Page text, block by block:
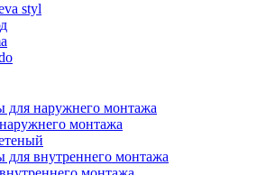
styl
для наружнего монтажа
монтажа
внутреннего монтажа